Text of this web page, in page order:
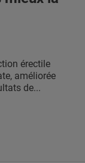
érectile
améliorée
de...